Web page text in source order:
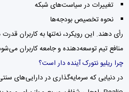
تغییرات در سیاست‌های شبکه
نحوه تخصیص بودجه‌ها
رأی دهند. این رویکرد، نه‌تنها به کاربران
منافع تیم توسعه‌دهنده و جامعه کاربران
چرا ریلیو نتورک آینده دار است؟
در دنیایی که سرمایه‌گذاری در دارایی‌های